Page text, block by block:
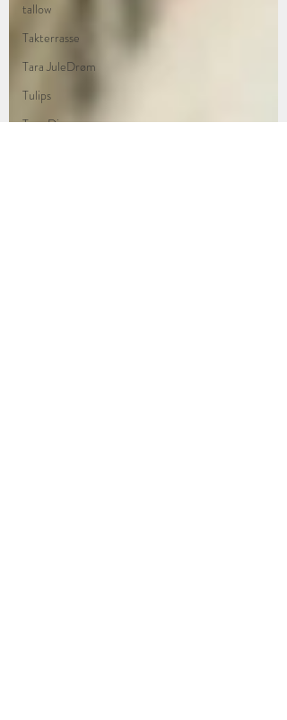
tallow
Takterrasse
Tara JuleDrøm
Tulips
Tom Dixon